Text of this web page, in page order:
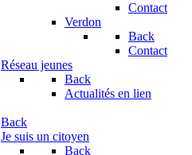
Contact
Verdon
Back
Contact
Réseau jeunes
Back
Actualités en lien
Back
Je suis un citoyen
Back